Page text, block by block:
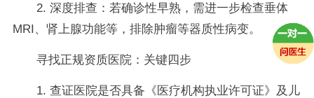
2. 深度排查：若确诊性早熟，需进一步检查垂体
MRI、肾上腺功能等，排除肿瘤等器质性病变。
寻找正规资质医院：关键四步
1. 查证医院是否具备《医疗机构执业许可证》及儿